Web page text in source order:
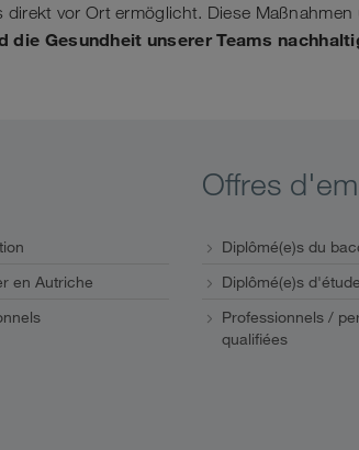
vor Ort ermöglicht. Diese
die Gesundheit unserer Teams
en Autriche
Offres
Diplômé(e)s du
Diplômé(e)s
Professionnels /
qualifiées